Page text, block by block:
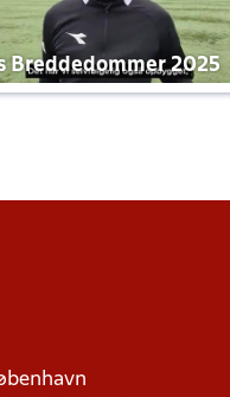
Breddedommer 2025